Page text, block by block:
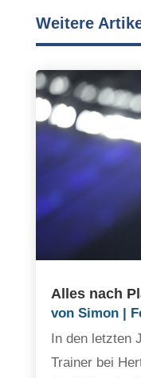
Weitere
Alles nach
von Simon|
In den letzten
Trainer bei